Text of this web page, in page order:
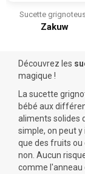
Sucette
Zakuw
Découvrez les
magique !
La sucette
bébé aux
aliments solides
simple, on peut
que des fruits ou
non. Aucun
comme l'anneau